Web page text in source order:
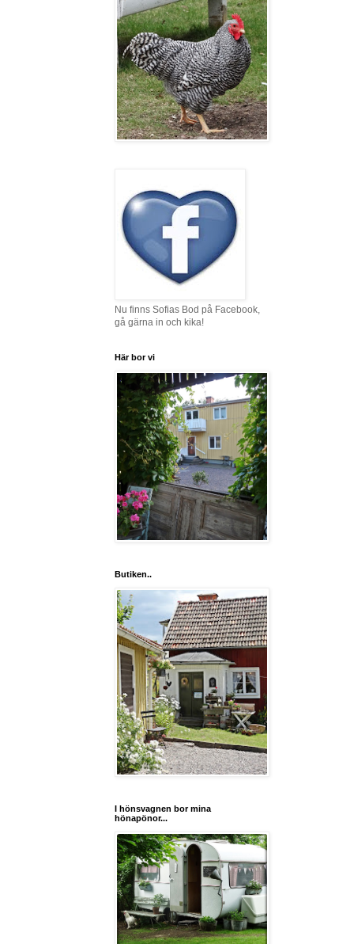
Nu finns Sofias Bod på Facebook,
gå gärna in och kika!
Här bor vi
Butiken..
I hönsvagnen bor mina
hönapönor...